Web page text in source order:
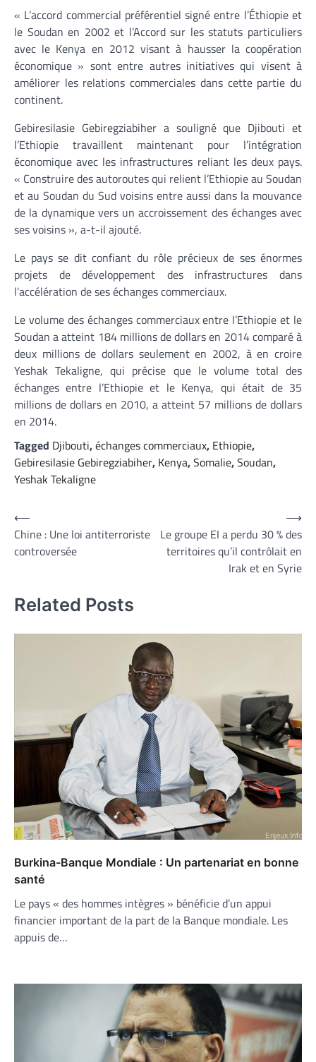
« L’accord commercial préférentiel signé entre l’Éthiopie et
le Soudan en 2002 et l’Accord sur les statuts particuliers
avec le Kenya en 2012 visant à hausser la coopération
économique » sont entre autres initiatives qui visent à
améliorer les relations commerciales dans cette partie du
continent.
Gebiresilasie Gebiregziabiher a souligné que Djibouti et
l’Ethiopie travaillent maintenant pour l’intégration
économique avec les infrastructures reliant les deux pays.
« Construire des autoroutes qui relient l’Ethiopie au Soudan
et au Soudan du Sud voisins entre aussi dans la mouvance
de la dynamique vers un accroissement des échanges avec
ses voisins », a-t-il ajouté.
Le pays se dit confiant du rôle précieux de ses énormes
projets de développement des infrastructures dans
l’accélération de ses échanges commerciaux.
Le volume des échanges commerciaux entre l’Ethiopie et le
Soudan a atteint 184 millions de dollars en 2014 comparé à
deux millions de dollars seulement en 2002, à en croire
Yeshak Tekaligne, qui précise que le volume total des
échanges entre l’Ethiopie et le Kenya, qui était de 35
millions de dollars en 2010, a atteint 57 millions de dollars
en 2014.
Tagged Djibouti,échanges commerciaux, Ethiopie,
Gebiresilasie Gebiregziabiher, Kenya,Somalie,Soudan,
Yeshak Tekaligne
Navigation
de
l’article
⟵
Chine : Une loi antiterroriste
controversée
Le groupe EI a perdu 30 % des
territoires qu’il contrôlait en
Irak et en Syrie
⟶
Related Posts
Burkina-Banque Mondiale : Un partenariat en bonne
santé
Le pays « des hommes intègres » bénéficie d’un appui
financier important de la part de la Banque mondiale. Les
appuis de…